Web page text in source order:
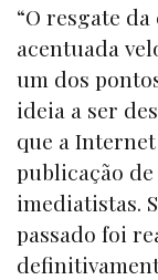
“O resgate
acentuada
um dos
ideia a ser
que a
publicação
imediatistas.
passado foi